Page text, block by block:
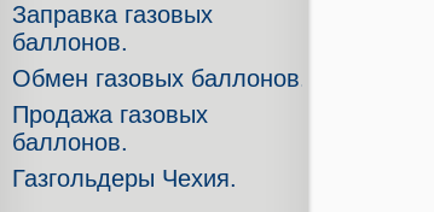
Заправка газовых
баллонов.
Обмен газовых баллонов.
Продажа газовых
баллонов.
Газгольдеры Чехия.